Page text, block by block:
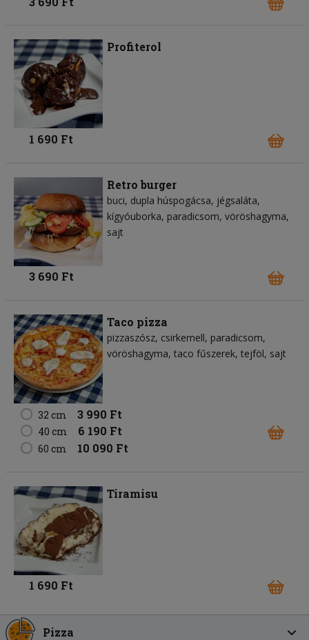
Profiterol
1 690 Ft
Retro burger
buci dupla húspogácsa jégsaláta
kígyóuborka paradicsom vöröshagyma
sajt
3 690 Ft
Taco pizza
pizzaszósz csirkemell paradicsom
vöröshagyma taco fűszerek tejföl sajt
32 cm 3 990 Ft
40 cm 6 190 Ft
60 cm 10 090 Ft
Tiramisu
1 690 Ft
Pizza